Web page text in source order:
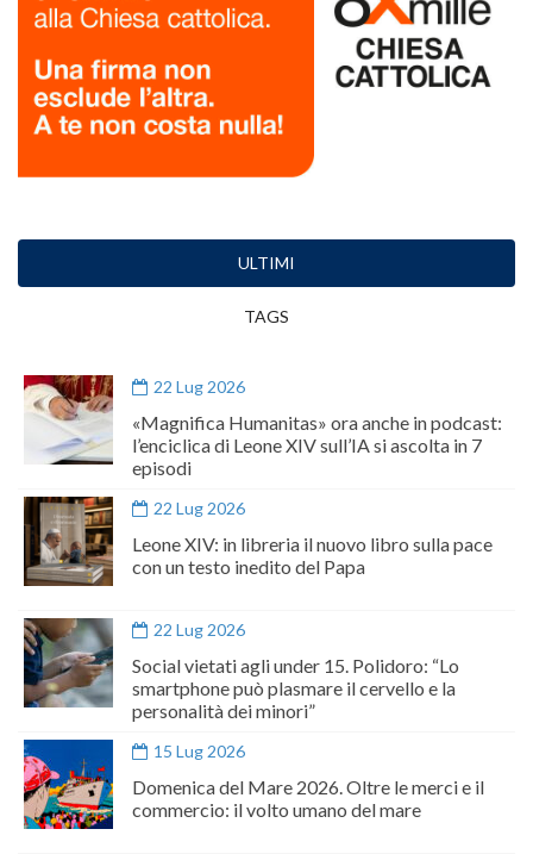
ULTIMI
TAGS
22 Lug 2026
«Magnifica Humanitas» ora anche in podcast:
l’enciclica di Leone XIV sull’IA si ascolta in 7
episodi
22 Lug 2026
Leone XIV: in libreria il nuovo libro sulla pace
con un testo inedito del Papa
22 Lug 2026
Social vietati agli under 15. Polidoro: “Lo
smartphone può plasmare il cervello e la
personalità dei minori”
15 Lug 2026
Domenica del Mare 2026. Oltre le merci e il
commercio: il volto umano del mare